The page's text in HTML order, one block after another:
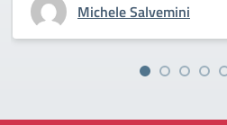
Michele Salvemini